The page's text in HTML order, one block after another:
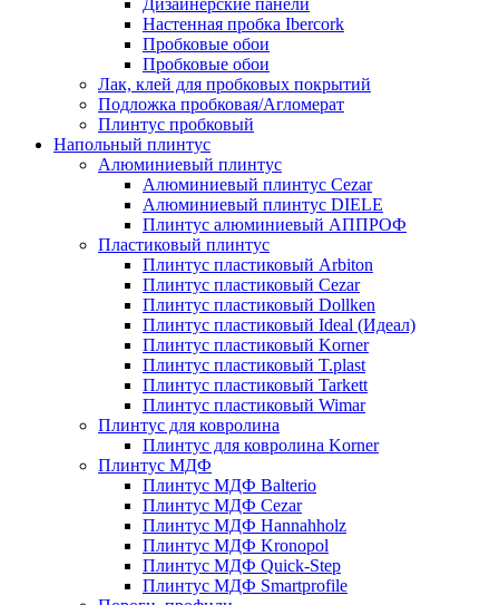
Дизайнерские панели
Настенная пробка Ibercork
Пробковые обои
Пробковые обои
Лак, клей для пробковых покрытий
Подложка пробковая/Агломерат
Плинтус пробковый
Напольный плинтус
Алюминиевый плинтус
Алюминиевый плинтус Cezar
Алюминиевый плинтус DIELE
Плинтус алюминиевый АППРОФ
Пластиковый плинтус
Плинтус пластиковый Arbiton
Плинтус пластиковый Cezar
Плинтус пластиковый Dollken
Плинтус пластиковый Ideal (Идеал)
Плинтус пластиковый Korner
Плинтус пластиковый T.plast
Плинтус пластиковый Tarkett
Плинтус пластиковый Wimar
Плинтус для ковролина
Плинтус для ковролина Korner
Плинтус МДФ
Плинтус МДФ Balterio
Плинтус МДФ Cezar
Плинтус МДФ Hannahholz
Плинтус МДФ Kronopol
Плинтус МДФ Quick-Step
Плинтус МДФ Smartprofile